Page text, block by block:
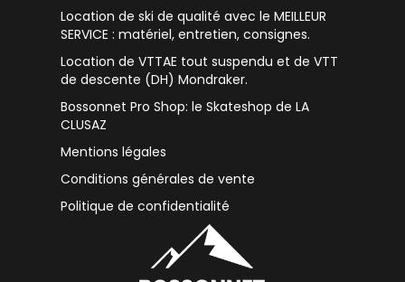
Location de ski de qualité avec le MEILLEUR
SERVICE : matériel, entretien, consignes.
Location de VTTAE tout suspendu et de VTT
de descente (DH) Mondraker.
Bossonnet Pro Shop: le Skateshop de LA
CLUSAZ
Mentions légales
Conditions générales de vente
Politique de confidentialité